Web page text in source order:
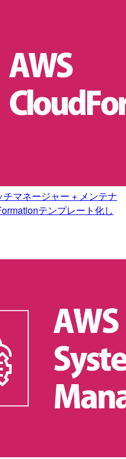
チマネージャー + メンテナ
テンプレート化し